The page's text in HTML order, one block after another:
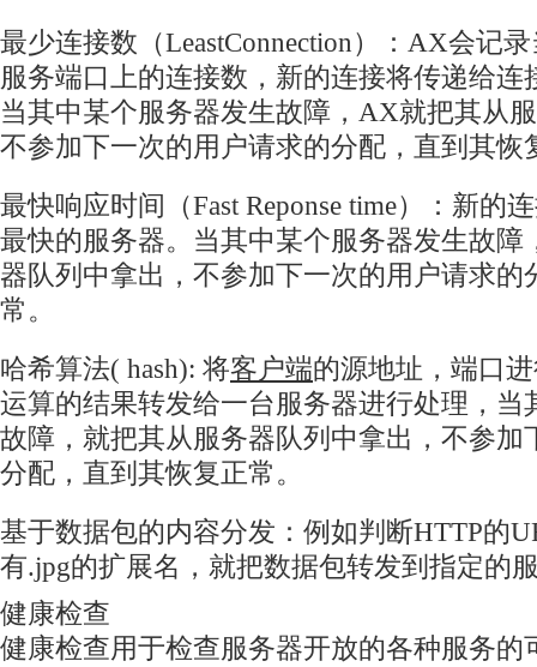
最少连接数（LeastConnection）：AX会记
服务端口上的连接数，新的连接将传递给连
当其中某个服务器发生故障，AX就把其从
不参加下一次的用户请求的分配，直到其恢
最快响应时间（Fast Reponse time）：新的
最快的服务器。当其中某个服务器发生故
器队列中拿出，不参加下一次的用户请求的
常。
哈希算法( hash): 将客户端的源地址，端口
运算的结果转发给一台服务器进行处理，当
故障，就把其从服务器队列中拿出，不参加
分配，直到其恢复正常。
基于数据包的内容分发：例如判断HTTP的
有.jpg的扩展名，就把数据包转发到指定的
健康检查
健康检查用于检查服务器开放的各种服务的